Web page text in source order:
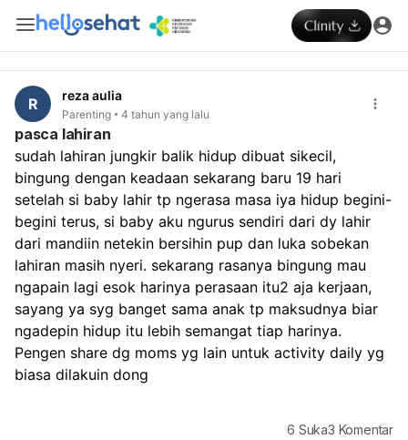
R reza aulia
Parenting 4 tahun yang lalu
pasca lahiran
sudah lahiran jungkir balik hidup dibuat sikecil,
bingung dengan keadaan sekarang baru 19 hari
setelah si baby lahir tp ngerasa masa iya hidup begini-
begini terus, si baby aku ngurus sendiri dari dy lahir
dari mandiin netekin bersihin pup dan luka sobekan
lahiran masih nyeri. sekarang rasanya bingung mau
ngapain lagi esok harinya perasaan itu2 aja kerjaan,
sayang ya syg banget sama anak tp maksudnya biar
ngadepin hidup itu lebih semangat tiap harinya.
Pengen share dg moms yg lain untuk activity daily yg
biasa dilakuin dong
6 Suka3 Komentar